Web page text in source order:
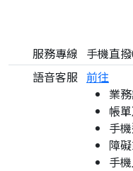
服務專線 手機直
語音客服 前往
業
帳
手
障
手